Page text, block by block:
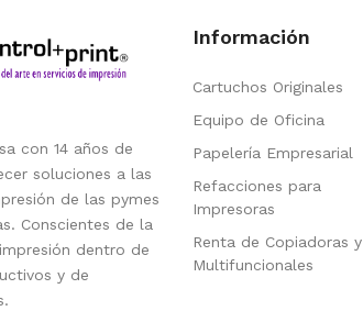
con 14 años de
soluciones a las
de las pymes
Conscientes de la
dentro de
y de
Información
Cartuchos Originales
Equipo de Oficina
Papelería Empresarial
Refacciones para
Impresoras
Renta de Copiadoras y
Multifuncionales